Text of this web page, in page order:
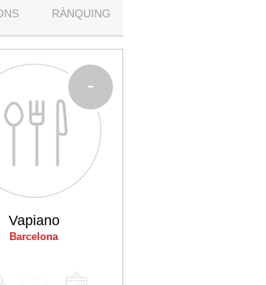
RÀNQUING
Vapiano
Barcelona
-